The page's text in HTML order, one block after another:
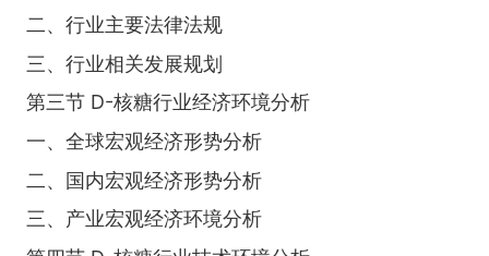
二、行业主要法律法规
三、行业相关发展规划
第三节 D-核糖行业经济环境分析
一、全球宏观经济形势分析
二、国内宏观经济形势分析
三、产业宏观经济环境分析